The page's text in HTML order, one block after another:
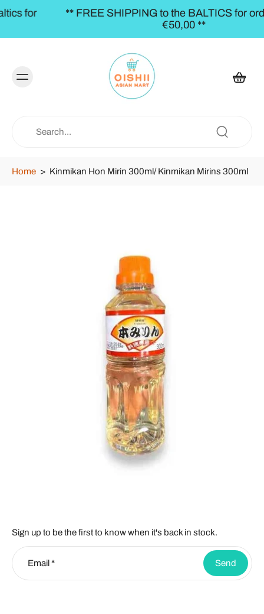
** FREE SHIPPING to the BALTICS for orders over
€50,00 **
Home > Kinmikan Hon Mirin 300ml/ Kinmikan Mirins 300ml
Sign up to be the first to know when it's back in stock.
Email * Send